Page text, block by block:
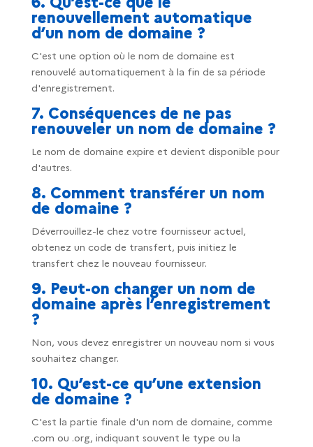
renouvellement automatique
d’un nom de domaine ?
C'est une option où le nom de domaine est
renouvelé automatiquement à la fin de sa période
d'enregistrement.
7. Conséquences de ne pas
renouveler un nom de domaine ?
Le nom de domaine expire et devient disponible pour
d'autres.
8. Comment transférer un nom
de domaine ?
Déverrouillez-le chez votre fournisseur actuel,
obtenez un code de transfert, puis initiez le
transfert chez le nouveau fournisseur.
9. Peut-on changer un nom de
domaine après l’enregistrement
?
Non, vous devez enregistrer un nouveau nom si vous
souhaitez changer.
10. Qu’est-ce qu’une extension
de domaine ?
C'est la partie finale d'un nom de domaine, comme
.com ou .org, indiquant souvent le type ou la